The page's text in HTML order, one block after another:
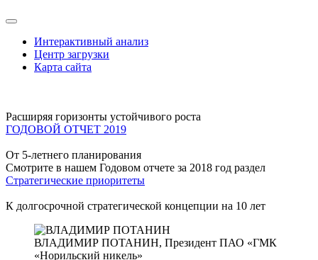
Интерактивный анализ
Центр загрузки
Карта сайта
Расширяя горизонты устойчивого роста
ГОДОВОЙ ОТЧЕТ 2019
От 5-летнего планирования
Смотрите в нашем Годовом отчете за 2018 год раздел
Стратегические приоритеты
К долгосрочной стратегической концепции на 10 лет
ВЛАДИМИР ПОТАНИН, Президент ПАО «ГМК
«Норильский никель»